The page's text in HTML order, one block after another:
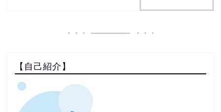
【自己紹介】